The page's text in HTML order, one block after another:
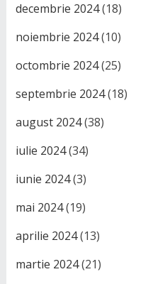
decembrie 2024(18)
noiembrie 2024(10)
octombrie 2024(25)
septembrie 2024(18)
august 2024(38)
iulie 2024(34)
iunie 2024(3)
mai 2024(19)
aprilie 2024(13)
martie 2024(21)